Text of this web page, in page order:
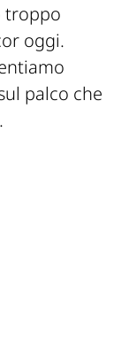
troppo
oggi.
palco che